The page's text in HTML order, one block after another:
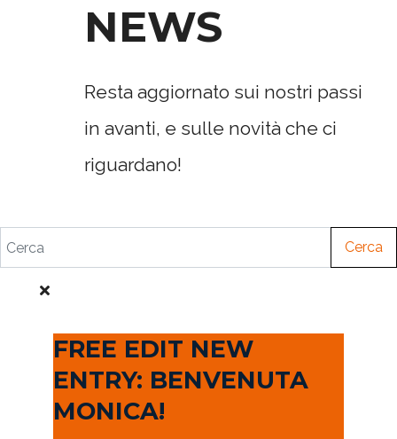
NEWS
Resta aggiornato sui nostri passi
in avanti, e sulle novità che ci
riguardano!
Cerca
FREE EDIT NEW
ENTRY: BENVENUTA
MONICA!